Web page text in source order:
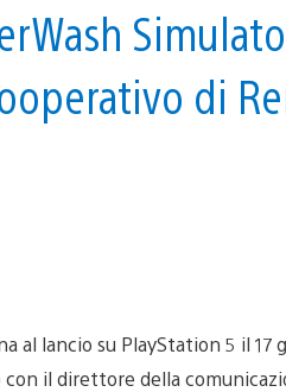
di
al lancio su PlayStation 5 il 17
il direttore della